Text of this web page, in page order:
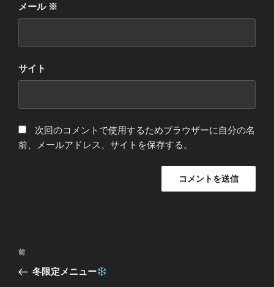
メール ※
サイト
次回のコメントで使用するためブラウザーに自分の名
前、メールアドレス、サイトを保存する。
投
ナ
前
の
前
冬限定メニュー